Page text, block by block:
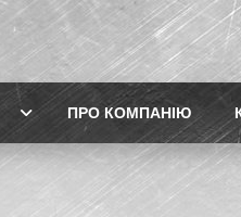
ПРО КОМПАНІЮ